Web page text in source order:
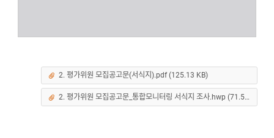
2. 평가위원 모집공고문(서식지).pdf (125.13 KB)
2. 평가위원 모집공고문_통합모니터링 서식지 조사.hwp (71.5 KB)